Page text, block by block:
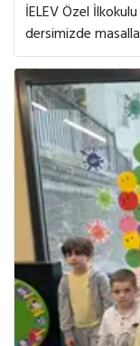
İELEV Özel
dersimizde
Grimm
Stadtmusikanten“
öğretmenlerimiz
canlandırıldı ve
oyunuyla
miniklerimiz hem
de Almanca
buldu. Ritmik
çalışmalarıyla
deneyimine